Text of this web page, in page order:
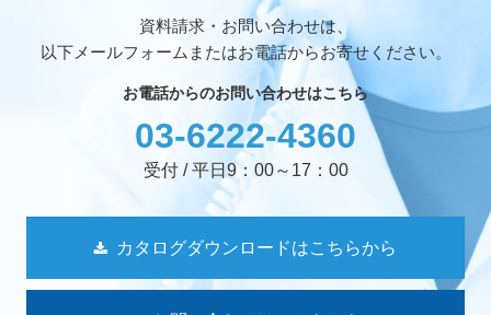
資料請求・お問い合わせは、
以下メールフォームまたはお電話からお寄せください。
お電話からのお問い合わせはこちら
03-6222-4360
受付 / 平日9：00～17：00
カタログダウンロードはこちらから